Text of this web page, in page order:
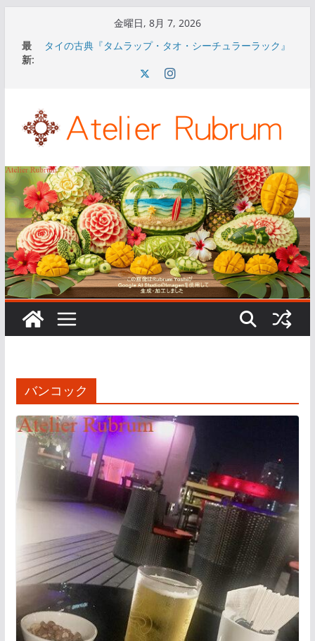
ッ
プ
金曜日, 8月 7, 2026
最
新:
タイの古典『タムラップ・タオ・シーチュラーラック』
タイの古典『タムラップ・タオ・シーチュラーラック』
通称『ナーング・ノッパマートの書』について④
タイの古典『タムラップ・タオ・シーチュラーラック』
通称『ナーング・ノッパマートの書』について③
通称『ナーング・ノッパマートの書』について②
バンコック